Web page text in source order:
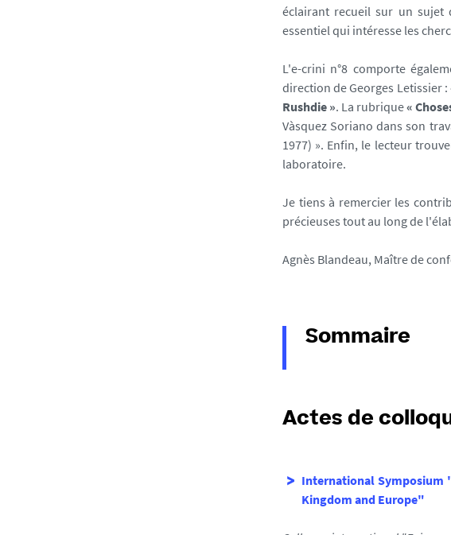
éclairant recueil sur un sujet
essentiel qui intéresse les
L'e-crini n°8 comporte
direction de Georges Letissier :
Rushdie ». La rubrique«
Vàsquez Soriano dans son
1977) ». Enfin, le lecteur
laboratoire.
Je tiens à remercier les
précieuses tout au long de
Agnès Blandeau, Maître de
Sommaire
Actes de
International Symposium
Kingdom and Europe"